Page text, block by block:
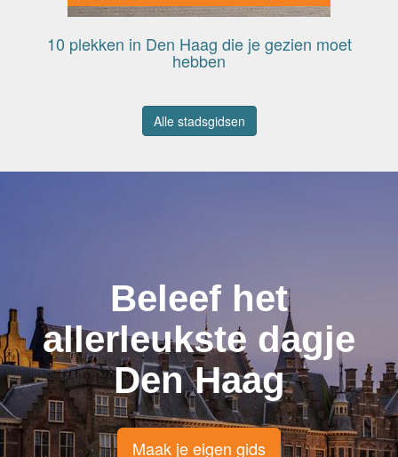
10 plekken in Den Haag die je gezien moet
hebben
Alle stadsgidsen
Beleef het
allerleukste dagje
Den Haag
Maak je eigen gids